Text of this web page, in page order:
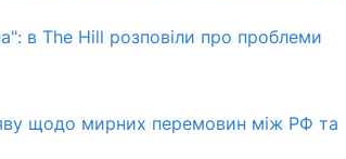
в The Hill розповіли про проблеми
щодо мирних перемовин між РФ та